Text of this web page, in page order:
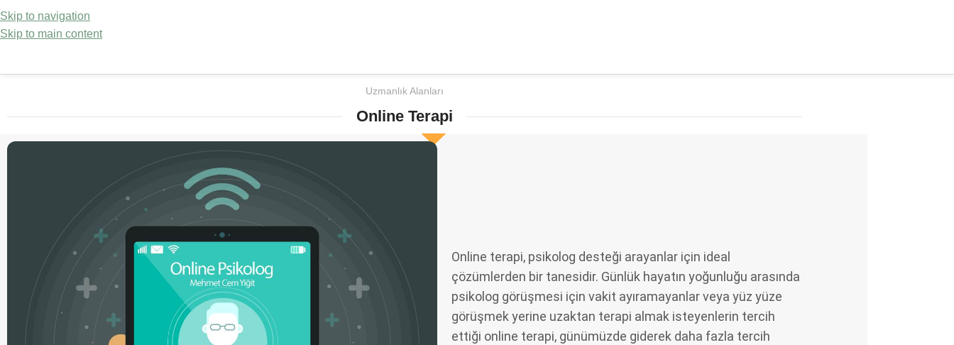
Skip to navigation
Skip to main content
Uzmanlık Alanları
Online Terapi
Online terapi, psikolog desteği arayanlar için ideal
çözümlerden bir tanesidir. Günlük hayatın yoğunluğu arasında
psikolog görüşmesi için vakit ayıramayanlar veya yüz yüze
görüşmek yerine uzaktan terapi almak isteyenlerin tercih
ettiği online terapi, günümüzde giderek daha fazla tercih